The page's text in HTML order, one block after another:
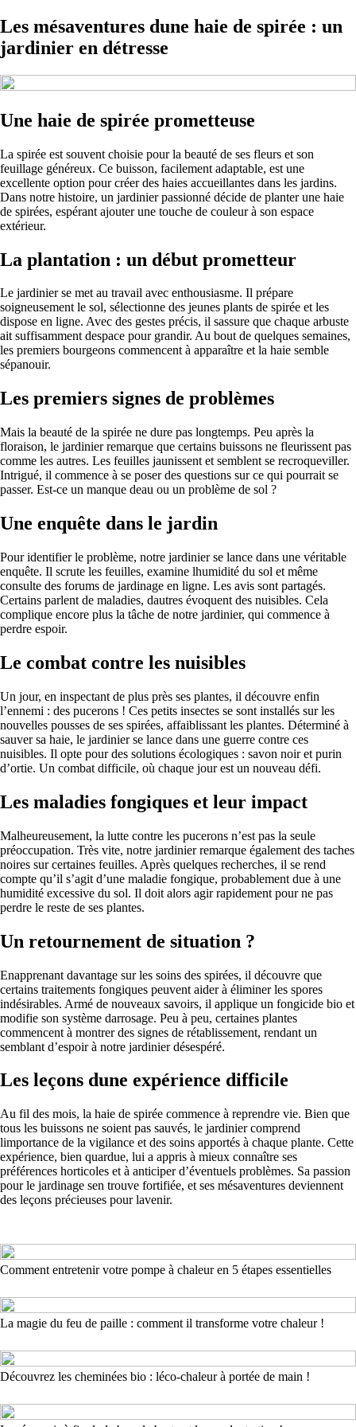
Les mésaventures dune haie de spirée : un
jardinier en détresse
Une haie de spirée prometteuse
La spirée est souvent choisie pour la beauté de ses fleurs et son
feuillage généreux. Ce buisson, facilement adaptable, est une
excellente option pour créer des haies accueillantes dans les jardins.
Dans notre histoire, un jardinier passionné décide de planter une haie
de spirées, espérant ajouter une touche de couleur à son espace
extérieur.
La plantation : un début prometteur
Le jardinier se met au travail avec enthousiasme. Il prépare
soigneusement le sol, sélectionne des jeunes plants de spirée et les
dispose en ligne. Avec des gestes précis, il sassure que chaque arbuste
ait suffisamment despace pour grandir. Au bout de quelques semaines,
les premiers bourgeons commencent à apparaître et la haie semble
sépanouir.
Les premiers signes de problèmes
Mais la beauté de la spirée ne dure pas longtemps. Peu après la
floraison, le jardinier remarque que certains buissons ne fleurissent pas
comme les autres. Les feuilles jaunissent et semblent se recroqueviller.
Intrigué, il commence à se poser des questions sur ce qui pourrait se
passer. Est-ce un manque deau ou un problème de sol ?
Une enquête dans le jardin
Pour identifier le problème, notre jardinier se lance dans une véritable
enquête. Il scrute les feuilles, examine lhumidité du sol et même
consulte des forums de jardinage en ligne. Les avis sont partagés.
Certains parlent de maladies, dautres évoquent des nuisibles. Cela
complique encore plus la tâche de notre jardinier, qui commence à
perdre espoir.
Le combat contre les nuisibles
Un jour, en inspectant de plus près ses plantes, il découvre enfin
l’ennemi : des pucerons ! Ces petits insectes se sont installés sur les
nouvelles pousses de ses spirées, affaiblissant les plantes. Déterminé à
sauver sa haie, le jardinier se lance dans une guerre contre ces
nuisibles. Il opte pour des solutions écologiques : savon noir et purin
d’ortie. Un combat difficile, où chaque jour est un nouveau défi.
Les maladies fongiques et leur impact
Malheureusement, la lutte contre les pucerons n’est pas la seule
préoccupation. Très vite, notre jardinier remarque également des taches
noires sur certaines feuilles. Après quelques recherches, il se rend
compte qu’il s’agit d’une maladie fongique, probablement due à une
humidité excessive du sol. Il doit alors agir rapidement pour ne pas
perdre le reste de ses plantes.
Un retournement de situation ?
Enapprenant davantage sur les soins des spirées, il découvre que
certains traitements fongiques peuvent aider à éliminer les spores
indésirables. Armé de nouveaux savoirs, il applique un fongicide bio et
modifie son système darrosage. Peu à peu, certaines plantes
commencent à montrer des signes de rétablissement, rendant un
semblant d’espoir à notre jardinier désespéré.
Les leçons dune expérience difficile
Au fil des mois, la haie de spirée commence à reprendre vie. Bien que
tous les buissons ne soient pas sauvés, le jardinier comprend
limportance de la vigilance et des soins apportés à chaque plante. Cette
expérience, bien quardue, lui a appris à mieux connaître ses
préférences horticoles et à anticiper d’éventuels problèmes. Sa passion
pour le jardinage sen trouve fortifiée, et ses mésaventures deviennent
des leçons précieuses pour lavenir.
Comment entretenir votre pompe à chaleur en 5 étapes essentielles
La magie du feu de paille : comment il transforme votre chaleur !
Découvrez les cheminées bio : léco-chaleur à portée de main !